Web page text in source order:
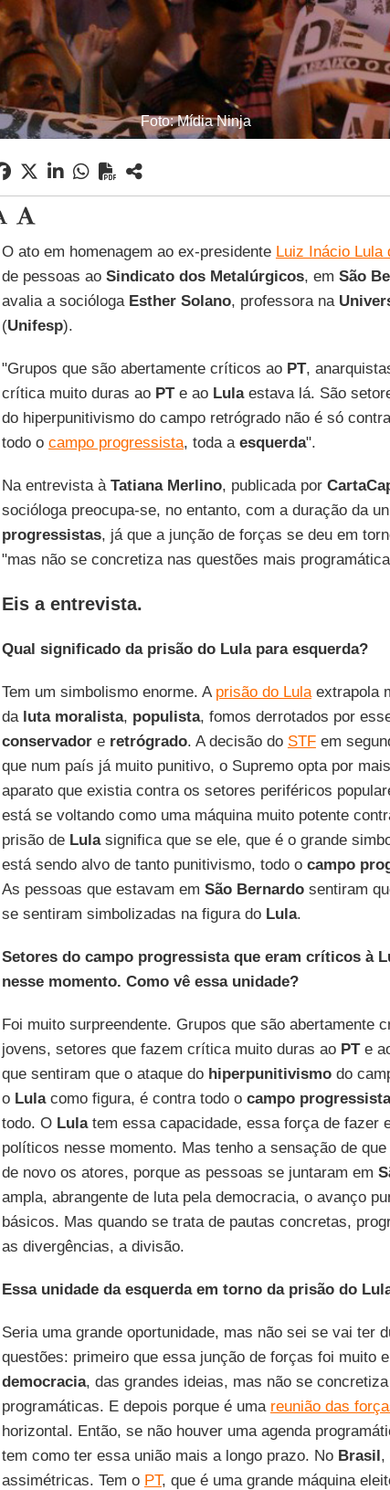
Foto: Mídia Ninja
O ato em homenagem ao ex-presidente Luiz Inácio Lula
de pessoas ao Sindicato dos Metalúrgicos, em São
avalia a socióloga Esther Solano, professora na
(Unifesp).
"Grupos que são abertamente críticos ao PT,
crítica muito duras ao PTe ao Lulaestava lá. São
do hiperpunitivismo do campo retrógrado não é só
todo o campo progressista, toda a esquerda".
Na entrevista à Tatiana Merlino, publicada por
socióloga preocupa-se, no entanto, com a duração da
progressistas, já que a junção de forças se deu em
"mas não se concretiza nas questões mais
Eis a entrevista.
Qual significado da prisão do Lula para esquerda?
Tem um simbolismo enorme. A prisão do Lulaextrapola
da luta moralista, populista, fomos derrotados por
conservadore retrógrado. A decisão do STFem
que num país já muito punitivo, o Supremo opta por
aparato que existia contra os setores periféricos
está se voltando como uma máquina muito potente
prisão de Lulasignifica que se ele, que é o grande
está sendo alvo de tanto punitivismo, todo o campo
As pessoas que estavam em São Bernardosentiram
se sentiram simbolizadas na figura do Lula.
Setores do campo progressista que eram críticos à
nesse momento. Como vê essa unidade?
Foi muito surpreendente. Grupos que são abertamente
jovens, setores que fazem crítica muito duras ao PTe
que sentiram que o ataque dohiperpunitivismodo
o Lulacomo figura, é contra todo ocampo progressista
todo. O Lulatem essa capacidade, essa força de fazer
políticos nesse momento. Mas tenho a sensação de que
de novo os atores, porque as pessoas se juntaram em
ampla, abrangente de luta pela democracia, o avanço
básicos. Mas quando se trata de pautas concretas,
as divergências, a divisão.
Essa unidade da esquerda em torno da prisão do
Seria uma grande oportunidade, mas não sei se vai ter
questões: primeiro que essa junção de forças foi muito
democracia, das grandes ideias, mas não se
programáticas. E depois porque é uma reunião das
horizontal. Então, se não houver uma agenda
tem como ter essa união mais a longo prazo. No Brasil,
assimétricas. Tem o PT, que é uma grande máquina